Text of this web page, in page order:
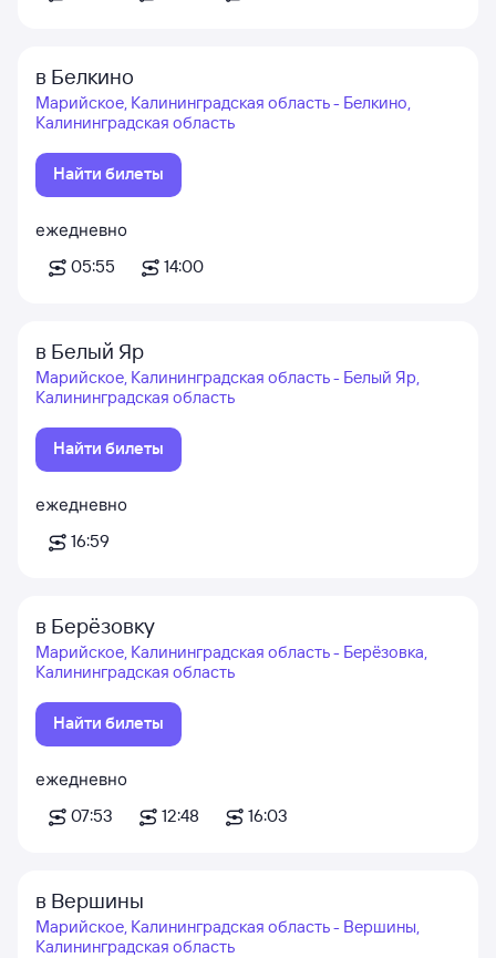
в Белкино
Марийское, Калининградская область - Белкино,
Калининградская область
Найти билеты
ежедневно
05:55
14:00
в Белый Яр
Марийское, Калининградская область - Белый Яр,
Калининградская область
Найти билеты
ежедневно
16:59
в Берёзовку
Марийское, Калининградская область - Берёзовка,
Калининградская область
Найти билеты
ежедневно
07:53
12:48 16:03
в Вершины
Марийское, Калининградская область - Вершины,
Калининградская область